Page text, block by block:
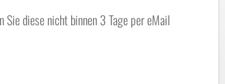
diese nicht binnen 3 Tage per eMail